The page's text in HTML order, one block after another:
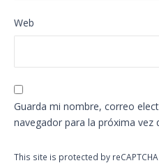
Web
Guarda mi nombre, correo
navegador para la próxima vez
This site is protected by